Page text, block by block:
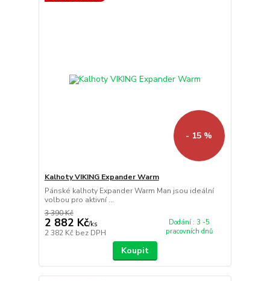
- 15 %
Kalhoty VIKING Expander Warm
Pánské kalhoty Expander Warm Man jsou ideální
volbou pro aktivní ...
3 390 Kč
2 882 Kč/ks
2 382 Kč bez DPH
Dodání : 3 -5
pracovních dnů
Koupit